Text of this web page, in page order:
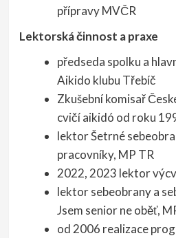
přípravy MVČR
Lektorská činnost a praxe
předseda spolku a
Aikido klubu Třebíč
Zkušební komisař
cvičí aikidó od roku
lektor Šetrné
pracovníky, MP TR
2022, 2023 lektor
lektor sebeobrany a
Jsem senior ne oběť,
od 2006 realizace